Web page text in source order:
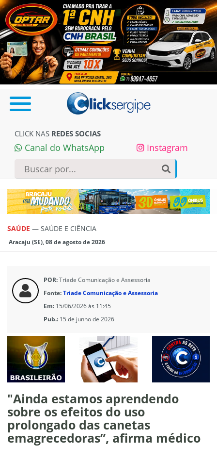
CLICK NAS REDES SOCIAS
Canal do WhatsApp Instagram
SAÚDE — SAÚDE E CIÊNCIA
Aracaju (SE), 08 de agosto de 2026
POR:Triade Comunicação e Assessoria
Fonte:Triade Comunicação e Assessoria
Em: 15/06/2026 às 11:45
Pub.: 15 de junho de 2026
"Ainda estamos aprendendo
sobre os efeitos do uso
prolongado das canetas
emagrecedoras”, afirma médico